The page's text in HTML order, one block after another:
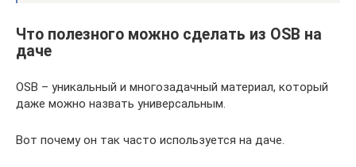
Что полезного можно сделать из OSB на
даче
OSB – уникальный и многозадачный материал, который
даже можно назвать универсальным.
Вот почему он так часто используется на даче.